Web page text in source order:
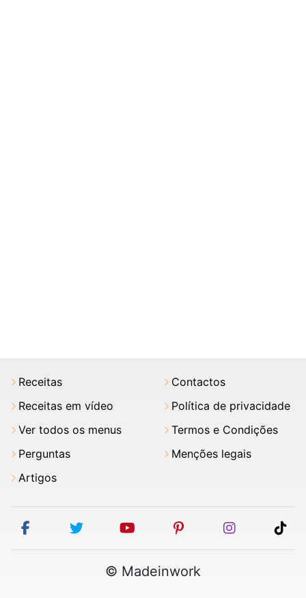
Receitas
Receitas em vídeo
Ver todos os menus
Perguntas
Artigos
Contactos
Política de privacidade
Termos e Condições
Menções legais
facebooktwitter youtubepinterestinstagram
© Madeinwork